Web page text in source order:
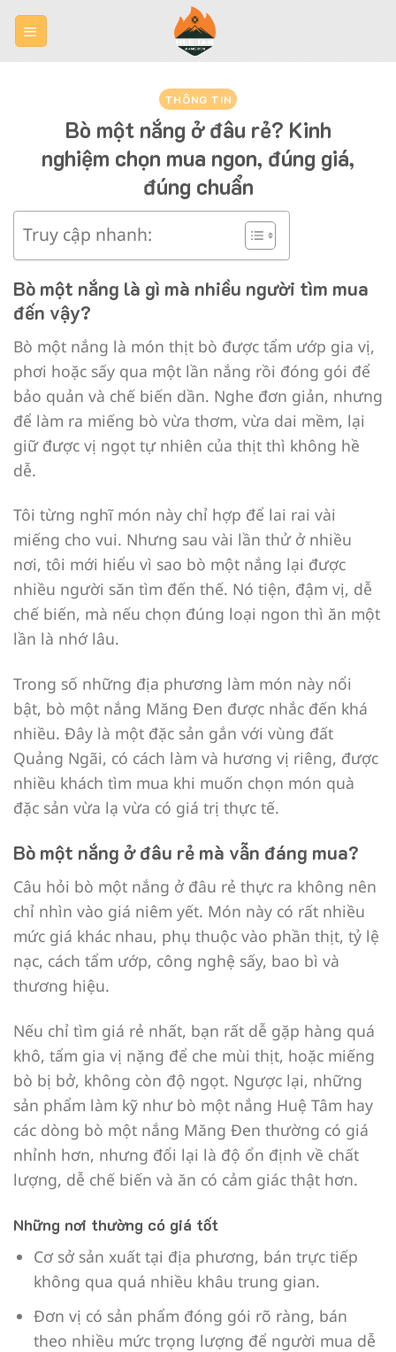
Skip
THÔNG TIN
Bò một nắng ở đâu rẻ? Kinh
nghiệm chọn mua ngon, đúng giá,
đúng chuẩn
Truy cập nhanh:
Bò một nắng là gì mà nhiều người tìm mua
đến vậy?
Bò một nắng là món thịt bò được tẩm ướp gia vị,
phơi hoặc sấy qua một lần nắng rồi đóng gói để
bảo quản và chế biến dần. Nghe đơn giản, nhưng
để làm ra miếng bò vừa thơm, vừa dai mềm, lại
giữ được vị ngọt tự nhiên của thịt thì không hề
dễ.
Tôi từng nghĩ món này chỉ hợp để lai rai vài
miếng cho vui. Nhưng sau vài lần thử ở nhiều
nơi, tôi mới hiểu vì sao bò một nắng lại được
nhiều người săn tìm đến thế. Nó tiện, đậm vị, dễ
chế biến, mà nếu chọn đúng loại ngon thì ăn một
lần là nhớ lâu.
Trong số những địa phương làm món này nổi
bật, bò một nắng Măng Đen được nhắc đến khá
nhiều. Đây là một đặc sản gắn với vùng đất
Quảng Ngãi, có cách làm và hương vị riêng, được
nhiều khách tìm mua khi muốn chọn món quà
đặc sản vừa lạ vừa có giá trị thực tế.
Bò một nắng ở đâu rẻ mà vẫn đáng mua?
Câu hỏi bò một nắng ở đâu rẻ thực ra không nên
chỉ nhìn vào giá niêm yết. Món này có rất nhiều
mức giá khác nhau, phụ thuộc vào phần thịt, tỷ lệ
nạc, cách tẩm ướp, công nghệ sấy, bao bì và
thương hiệu.
Nếu chỉ tìm giá rẻ nhất, bạn rất dễ gặp hàng quá
khô, tẩm gia vị nặng để che mùi thịt, hoặc miếng
bò bị bở, không còn độ ngọt. Ngược lại, những
sản phẩm làm kỹ như bò một nắng Huệ Tâm hay
các dòng bò một nắng Măng Đen thường có giá
nhỉnh hơn, nhưng đổi lại là độ ổn định về chất
lượng, dễ chế biến và ăn có cảm giác thật hơn.
Những nơi thường có giá tốt
Cơ sở sản xuất tại địa phương, bán trực tiếp
không qua quá nhiều khâu trung gian.
Đơn vị có sản phẩm đóng gói rõ ràng, bán
theo nhiều mức trọng lượng để người mua dễ